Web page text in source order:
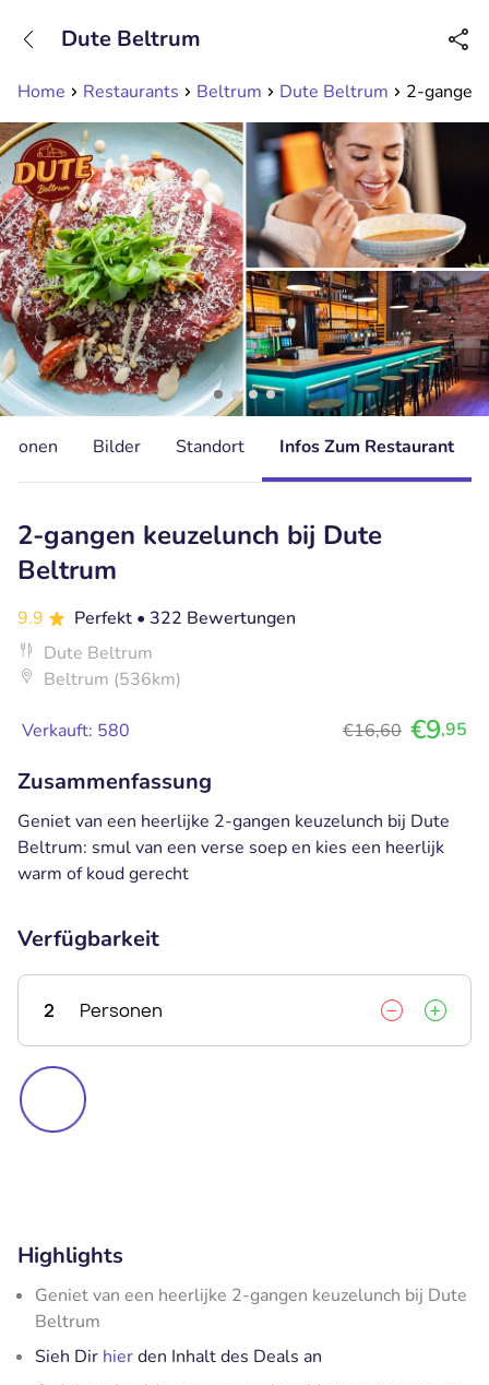
Erreichbar bis 23:00 Uhr (max 0,09€/Min)
Home Restaurants Beltrum Dute Beltrum 2-gangen
Dute Beltrum
Bilder Standort Infos Zum Restaurant
2-gangen keuzelunch bij Dute
Beltrum
9.9 Perfekt • 322 Bewertungen
Dute Beltrum
Beltrum (536km)
Verkauft: 580 €16,60 €9,95
Zusammenfassung
Geniet van een heerlijke 2-gangen keuzelunch bij Dute
Beltrum: smul van een verse soep en kies een heerlijk
warm of koud gerecht
Verfügbarkeit
2 Personen
Highlights
Geniet van een heerlijke 2-gangen keuzelunch bij Dute
Beltrum
Sieh Dir hierden Inhalt des Deals an